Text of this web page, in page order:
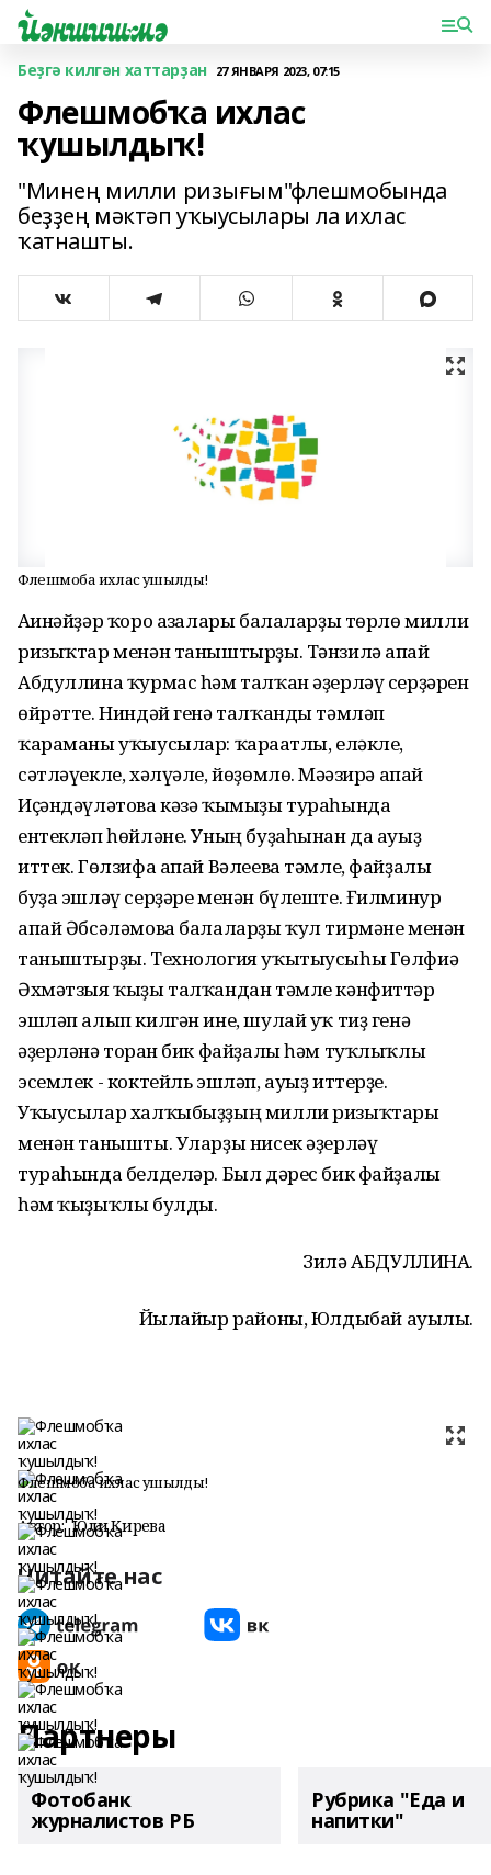
Беҙгә килгән хаттарҙан 27 ЯНВАРЯ 2023, 07:15
Флешмобҡа ихлас
ҡушылдыҡ!
"Минең милли ризығым"флешмобында
беҙҙең мәктәп уҡыусылары ла ихлас
ҡатнашты.
Флешмобҡа ихлас ҡушылдыҡ!
Ағинәйҙәр ҡоро ағзалары балаларҙы төрлө милли
ризыҡтар менән таныштырҙы. Тәнзилә апай
Абдуллина ҡурмас һәм талҡан әҙерләү серҙәрен
өйрәтте. Ниндәй генә талҡанды тәмләп
ҡараманы уҡыусылар: ҡарағатлы, еләкле,
сәтләүекле, хәлүәле, йөҙөмлө. Мәғәзирә апай
Иҫәндәүләтова кәзә ҡымыҙы тураһында
ентекләп һөйләне. Уның буҙаһынан да ауыҙ
иттек. Гөлзифа апай Вәлеева тәмле, файҙалы
буҙа эшләү серҙәре менән бүлеште. Ғилминур
апай Әбсәләмова балаларҙы ҡул тирмәне менән
таныштырҙы. Технология уҡытыусыһы Гөлфиә
Әхмәтзыя ҡыҙы талҡандан тәмле кәнфиттәр
эшләп алып килгән ине, шулай уҡ тиҙ генә
әҙерләнә торған бик файҙалы һәм туҡлыҡлы
эсемлек - коктейль эшләп, ауыҙ иттерҙе.
Уҡыусылар халҡыбыҙҙың милли ризыҡтары
менән танышты. Уларҙы нисек әҙерләү
тураһында белделәр. Был дәрес бик файҙалы
һәм ҡыҙыҡлы булды.
Зилә АБДУЛЛИНА.
Йылайыр районы, Юлдыбай ауылы.
Флешмобҡа ихлас ҡушылдыҡ!
Автор: Юлиә Кирәева
Читайте нас
Партнеры
Фотобанк
журналистов РБ
Рубрика "Еда и
напитки"